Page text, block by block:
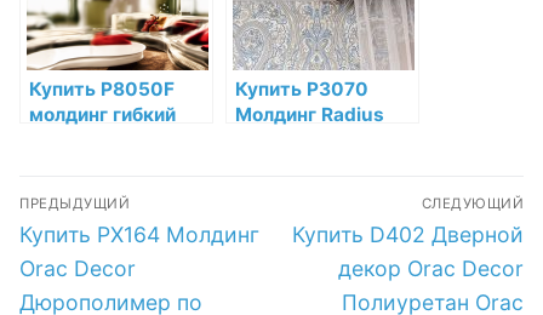
Купить P8050F
молдинг гибкий
низкой цене в
интернет-
магазине
Купить P3070
Молдинг Radius
магазине
Навигация
по
записям
ПРЕДЫДУЩИЙ
Предыдущая
запись:
Купить PX164 Молдинг
Orac Decor
Дюрополимер по
СЛЕДУЮЩИЙ
Следующая
запись:
Купить D402 Дверной
декор Orac Decor
Полиуретан Orac